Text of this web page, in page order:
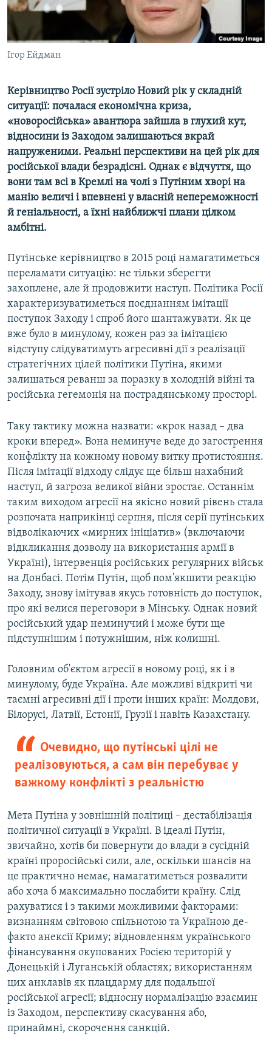
ВІДЕОУРОКИ «ELIFBE»
СВІДЧЕННЯ ОКУПАЦІЇ
УКРАЇНСЬКА ПРОБЛЕМА КРИМУ
Qırımtatar
Усі сайти RFE/RL
Ігор Ейдман
Керівництво Росії зустріло Новий рік у складній
ситуації: почалася економічна криза,
«новоросійська» авантюра зайшла в глухий кут,
відносини із Заходом залишаються вкрай
напруженими. Реальні перспективи на цей рік для
російської влади безрадісні. Однак є відчуття, що
вони там всі в Кремлі на чолі з Путіним хворі на
манію величі і впевнені у власній непереможності
й геніальності, а їхні найближчі плани цілком
амбітні.
Путінське керівництво в 2015 році намагатиметься
переламати ситуацію: не тільки зберегти
захоплене, але й продовжити наступ. Політика Росії
характеризуватиметься поєднанням імітації
поступок Заходу і спроб його шантажувати. Як це
вже було в минулому, кожен раз за імітацією
відступу слідуватимуть агресивні дії з реалізації
стратегічних цілей політики Путіна, якими
залишаться реванш за поразку в холодній війні та
російська гегемонія на пострадянському просторі.
Таку тактику можна назвати: «крок назад – два
кроки вперед». Вона неминуче веде до загострення
конфлікту на кожному новому витку протистояння.
Після імітації відходу слідує ще більш нахабний
наступ, й загроза великої війни зростає. Останнім
таким виходом агресії на якісно новий рівень стала
розпочата наприкінці серпня, після серії путінських
відволікаючих «мирних ініціатив» (включаючи
відкликання дозволу на використання армії в
Україні), інтервенція російських регулярних військ
на Донбасі. Потім Путін, щоб пом'якшити реакцію
Заходу, знову імітував якусь готовність до поступок,
про які велися переговори в Мінську. Однак новий
російський удар неминучий і може бути ще
підступнішим і потужнішим, ніж колишні.
Головним об'єктом агресії в новому році, як і в
минулому, буде Україна. Але можливі відкриті чи
таємні агресивні дії і проти інших країн: Молдови,
Білорусі, Латвії, Естонії, Грузії і навіть Казахстану.
Очевидно, що путінські цілі не
реалізовуються, а сам він перебуває у
важкому конфлікті з реальністю
Мета Путіна у зовнішній політиці – дестабілізація
політичної ситуації в Україні. В ідеалі Путін,
звичайно, хотів би повернути до влади в сусідній
країні проросійські сили, але, оскільки шансів на
це практично немає, намагатиметься розвалити
або хоча б максимально послабити країну. Слід
рахуватися і з такими можливими факторами:
визнанням світовою спільнотою та Україною де-
факто анексії Криму; відновленням українського
фінансування окупованих Росією територій у
Донецькій і Луганській областях; використанням
цих анклавів як плацдарму для подальшої
російської агресії; відносну нормалізацію взаємин
із Заходом, перспективу скасування або,
принаймні, скорочення санкцій.